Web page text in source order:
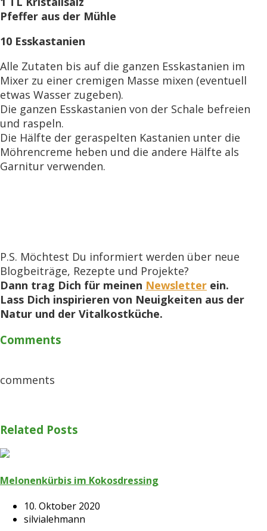
Pfeffer aus der Mühle
10 Esskastanien
Alle Zutaten bis auf die ganzen Esskastanien im
Mixer zu einer cremigen Masse mixen (eventuell
etwas Wasser zugeben).
Die ganzen Esskastanien von der Schale befreien
und raspeln.
Die Hälfte der geraspelten Kastanien unter die
Möhrencreme heben und die andere Hälfte als
Garnitur verwenden.
P.S. Möchtest Du informiert werden über neue
Blogbeiträge, Rezepte und Projekte?
Dann trag Dich für meinen Newsletter ein.
Lass Dich inspirieren von Neuigkeiten aus der
Natur und der Vitalkostküche.
Comments
comments
Related Posts
Melonenkürbis im Kokosdressing
10. Oktober 2020
silvialehmann